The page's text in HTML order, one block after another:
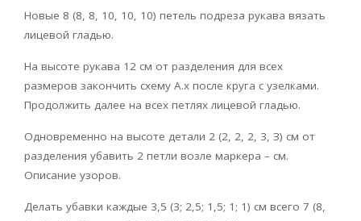
Новые 8 (8, 8, 10, 10, 10) петель подреза рукава вязать
лицевой гладью.
На высоте рукава 12 см от разделения для всех
размеров закончить схему А.х после круга с узелками.
Продолжить далее на всех петлях лицевой гладью.
Одновременно на высоте детали 2 (2, 2, 2, 3, З) см от
разделения убавить 2 петли возле маркера – см.
Описание узоров.
Делать убавки каждые 3,5 (3; 2,5; 1,5; 1; 1) см всего 7 (8,